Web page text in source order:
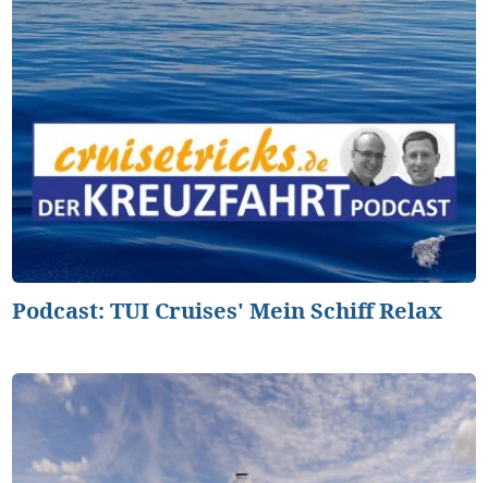
Podcast: TUI Cruises' Mein Schiff Relax